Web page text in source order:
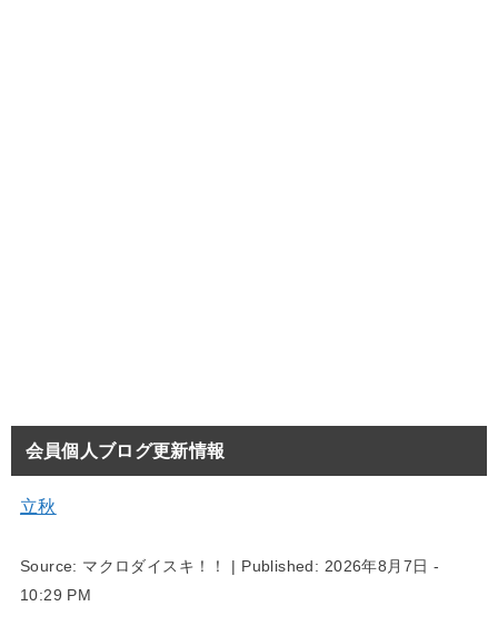
会員個人ブログ更新情報
立秋
Source: マクロダイスキ！！ | Published: 2026年8月7日 -
10:29 PM